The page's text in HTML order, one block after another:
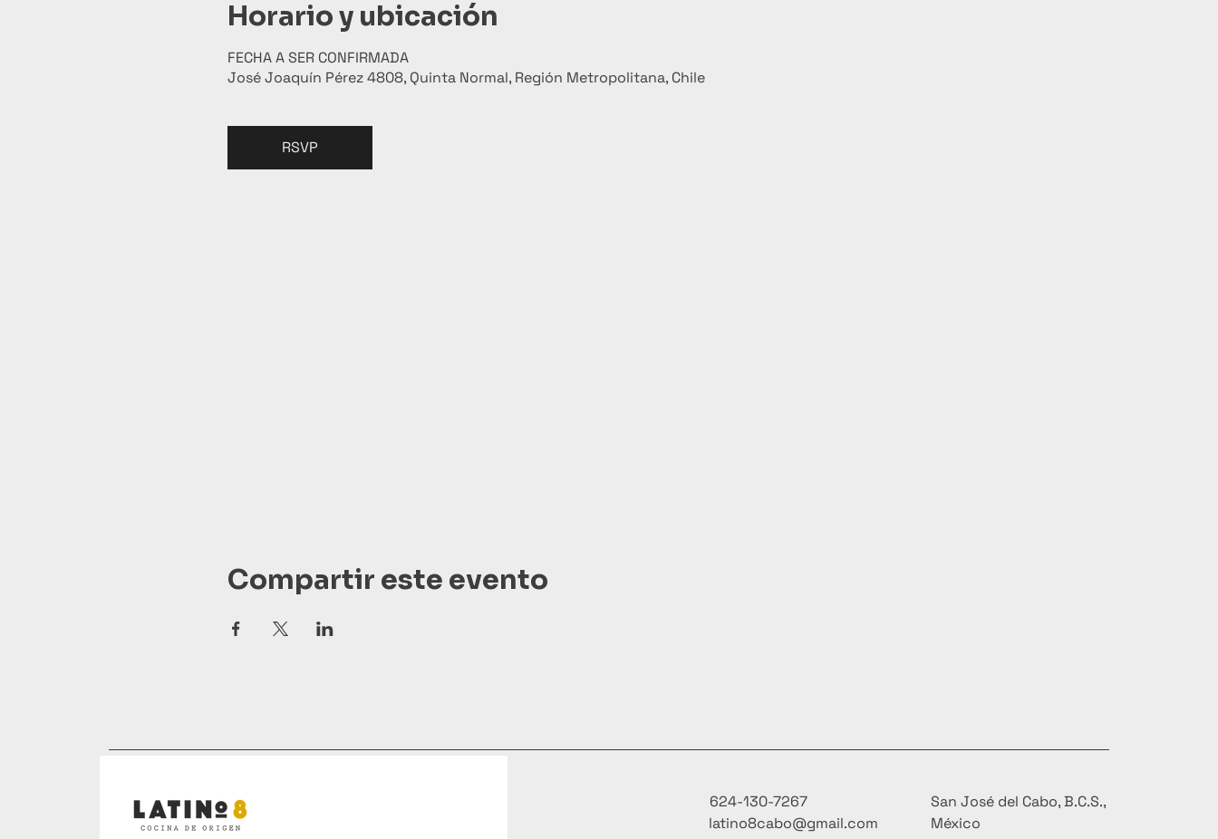
Horario y ubicación
FECHA A SER CONFIRMADA
José Joaquín Pérez 4808, Quinta Normal, Región Metropolitana, Chile
RSVP
Compartir este evento
624-130-7267
latino8cabo@gmail.com
San José del Cabo, B.C.S.,
México